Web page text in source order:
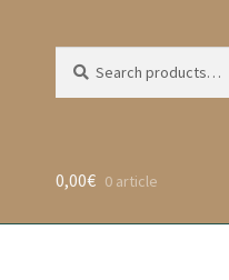
for:
0,00€ 0 article